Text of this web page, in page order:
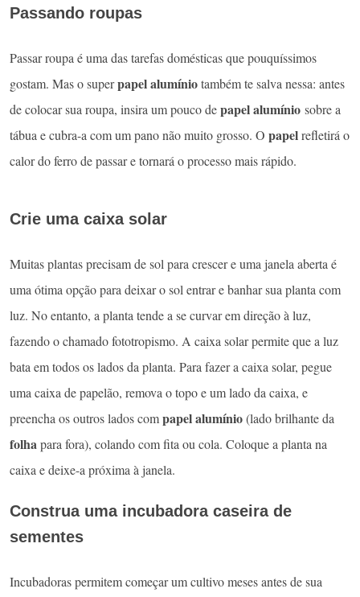
Passando roupas
Passar roupa é uma das tarefas domésticas que pouquíssimos
gostam. Mas o superpapel alumíniotambém te salva nessa: antes
de colocar sua roupa, insira um pouco depapel alumínio sobre a
tábua e cubra-a com um pano não muito grosso. O papelrefletirá o
calor do ferro de passar e tornará o processo mais rápido.
Crie uma caixa solar
Muitas plantas precisam de sol para crescer e uma janela aberta é
uma ótima opção para deixar o sol entrar e banhar sua planta com
luz. No entanto, a planta tende a se curvar em direção à luz,
fazendo o chamado fototropismo. A caixa solar permite que a luz
bata em todos os lados da planta. Para fazer a caixa solar, pegue
uma caixa de papelão, remova o topo e um lado da caixa, e
preencha os outros lados compapel alumínio(lado brilhante da
folhapara fora), colando com fita ou cola. Coloque a planta na
caixa e deixe-a próxima à janela.
Construa uma incubadora caseira de
sementes
Incubadoras permitem começar um cultivo meses antes de sua